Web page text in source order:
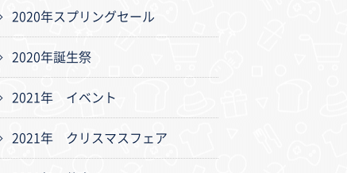
2020年スプリングセール
2020年誕生祭
2021年 イベント
2021年 クリスマスフェア